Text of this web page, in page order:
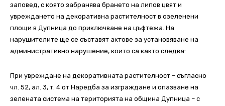
заповед, с която забранява брането на липов цвят и
увреждането на декоративна растителност в озеленени
площи в Дупница до приключване на цъфтежа. На
нарушителите ще се съставят актове за установяване на
административно нарушение, които са както следва:
При увреждане на декоративната растителност – съгласно
чл. 52, ал. 3, т. 4 от Наредба за изграждане и опазване на
зелената система на територията на община Дупница – с